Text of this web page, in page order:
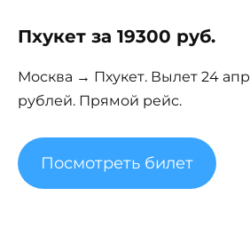
Пхукет за 19300 руб.
Москва → Пхукет. Вылет 24
рублей. Прямой рейс.
Посмотреть билет